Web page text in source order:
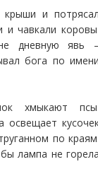
и
и чавкали
дневную явь
бога по
хмыкают
освещает
по
лампа не